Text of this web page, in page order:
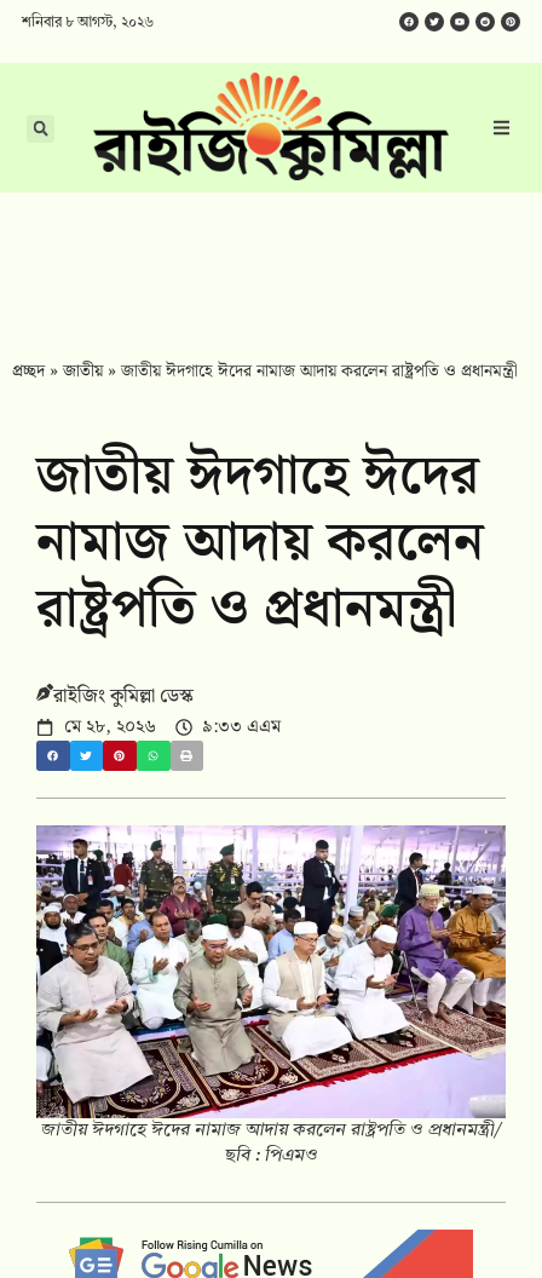
শনিবার ৮ আগস্ট, ২০২৬
প্রচ্ছদ»জাতীয়»জাতীয় ঈদগাহে ঈদের নামাজ আদায় করলেন রাষ্ট্রপতি ও প্রধানমন্ত্রী
জাতীয় ঈদগাহে ঈদের
নামাজ আদায় করলেন
রাষ্ট্রপতি ও প্রধানমন্ত্রী
রাইজিং কুমিল্লা ডেস্ক
মে ২৮, ২০২৬ ৯:৩৩ এএম
জাতীয় ঈদগাহে ঈদের নামাজ আদায় করলেন রাষ্ট্রপতি ও প্রধানমন্ত্রী/
ছবি : পিএমও